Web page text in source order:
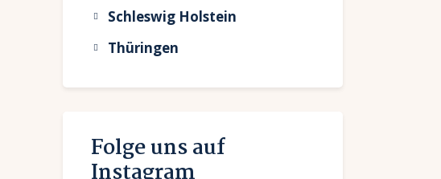
Schleswig Holstein
Thüringen
Folge uns auf